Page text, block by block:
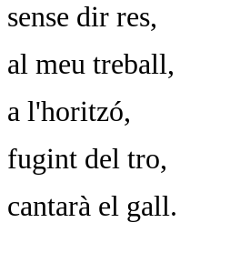
sense dir res,
al meu treball,
a l'horitzó,
fugint del tro,
cantarà el gall.